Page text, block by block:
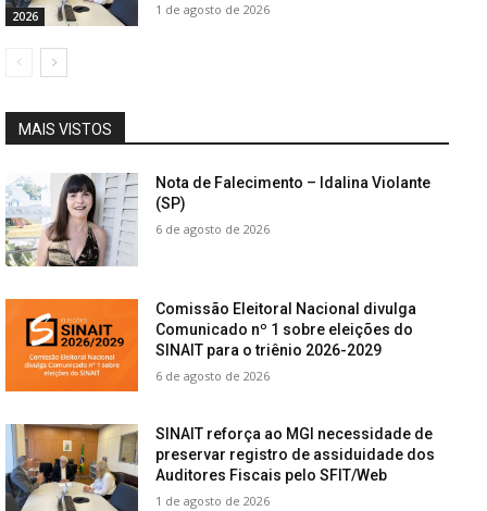
2026 1 de agosto de 2026
MAIS VISTOS
Nota de Falecimento – Idalina Violante
(SP)
6 de agosto de 2026
Comissão Eleitoral Nacional divulga
Comunicado nº 1 sobre eleições do
SINAIT para o triênio 2026-2029
6 de agosto de 2026
SINAIT reforça ao MGI necessidade de
preservar registro de assiduidade dos
Auditores Fiscais pelo SFIT/Web
1 de agosto de 2026